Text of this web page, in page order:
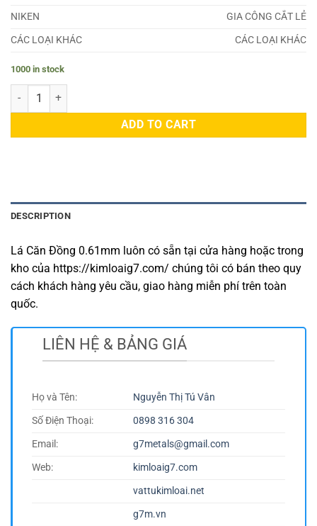
NIKEN
GIA CÔNG CẮT LẺ
CÁC LOẠI KHÁC
CÁC LOẠI KHÁC
1000 in stock
Lá Căn Đồng 0.61mm quantity
ADD TO CART
DESCRIPTION
Lá Căn Đồng 0.61mm luôn có sẵn tại cửa hàng hoặc trong
kho của https://kimloaig7.com/ chúng tôi có bán theo quy
cách khách hàng yêu cầu, giao hàng miễn phí trên toàn
quốc.
LIÊN HỆ & BẢNG GIÁ
Họ và Tên:
Nguyễn Thị Tú Vân
Số Điện Thoại:
0898 316 304
Email:
g7metals@gmail.com
Web:
kimloaig7.com
vattukimloai.net
g7m.vn